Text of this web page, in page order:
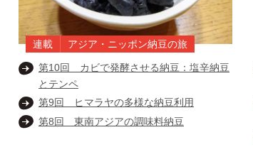
連載 アジア・ニッポン納豆の旅
第10回 カビで発酵させる納豆：塩辛納豆
とテンペ
第9回 ヒマラヤの多様な納豆利用
第8回 東南アジアの調味料納豆